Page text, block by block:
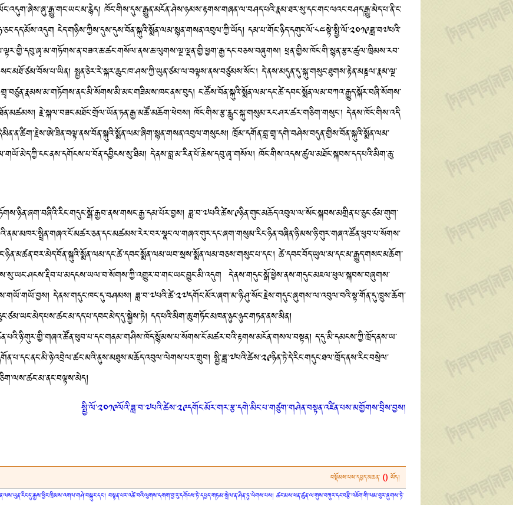
ཁོང་གིས་དུས་རྒྱུན་མངོན་ཤེས་ཉམས་རྟགས་གཞན་ལ་བཤད་པའི་རྣམ་ཐར་སུ་དང་གང་ལའང་བཤད་རྒྱུ་མེད་པ་ནི་ང་
ངེད་གཉིས་ཀྱིས་དུས་དུས་བོན་སྐུའི་སྨོན་ལམ་སྙན་གསན་འབུལ་ཀྱི་ཡོད། དམ་པ་གོང་ཉིད་དགུང་ལོ་༨༤སྟེ་སྤྱི་ལོ་༢༠༡༩ཟླ་བ༧པའི་
ཕྲན་གྱིས་ཁོང་གི་སྙན་རྩར་ཚུལ་ཁྲིམས་རབ་
སྤྱན་ཅེར་རེ་སྐར་ཆུང་ཁ་ཤས་ཀྱི་ཡུན་ཙམ་ལ་བལྟས་ནས་བཙུམས་སོང་། དེ་ནས་མདུན་དུ་སྐུ་གསུང་ཐུགས་རྟེན་མཎྜལ་རྣམ་ལྔ་
ང་ཚོས་བོན་སྐུའི་སྨོན་ལམ་དང་ཚེ་དབང་སྨོན་ལམ་བཀའ་རྒྱུད་སྐོར་བཞི་སོགས་
རྗེ་སྐལ་བཟང་མཐོང་གྲོལ་ཡོན་ཏན་རྒྱ་མཚོ་མཆོག་ཕེབས། ཁོང་གིས་རྩ་རླུང་སྐུ་གསུམ་རང་ཤར་ཚར་གཅིག་གསུང་། དེ་ནས་ཁོང་གིས་འདི་
ཁྲོམ་དགོན་བླ་གྲྭ་དགེ་བཤེས་བདུན་གྱིས་བོན་སྐུའི་སྨོན་ལམ་
དེ་ནས་བླ་མ་རིན་པོ་ཆེས་དབུ་ཞྭ་གསོལ། ཁོང་གིས་འདས་ཚུལ་མཐོང་སྐབས་དད་པའི་མིག་ཆུ་
ཟླ་བ་༧པའི་ཚེས་༩ཉིན་གུང་མཆོད་འབུལ་ལ་སོང་སྐབས་མགྲིན་པ་ཅུང་ཙམ་གུག་
ཚེ་དབང་བོད་ཡུལ་མ་དང་མ་རྒྱུད་གསང་མཆོག་
དེ་ནས་གདུང་སྒོ་ཕྱེས་ནས་གདུང་མཇལ་ཕུལ་སྐབས་བཞུགས་
དེ་ནས་གདུང་ཁང་དུ་བཤམས། ཟླ་བ་༧པའི་ཚེ་༢༧དགོང་མོར་ཞག་མ་ཉི་ཤུ་སོང་རྗེས་གདུང་ཞུགས་ལ་འབུལ་བའི་སྟ་གོན་དུ་ཁྲུས་ཆོག་
དད་པའི་མིག་ཆུ་གཏོང་མཁན་ཉུང་ཉུང་གཏན་ནས་མིན།
ད་དུ་མི་དམངས་ཀྱི་ཁྲོད་ནས་ཡ་
སྤྱི་ཟླ་༧པའི་ཚེས་༢༩ཉིན་ཏེ་དེ་རིང་གདུང་ཐལ་ཁྲོད་ནས་རིང་བསྲེལ་
སྤྱི་ལོ་༢༠༡༩ལོའི་ཟླ་བ་༧པའི་ཚེས་༢༩དགོང་མོར་གར་རྩ་དགེ་མིང་པ་གཙུག་གཤེན་བསྟན་འཛིན་པས་མགྱོགས་བྲིས་བྱས།
བསྡོམས་པས་དཔྱད་མཆན་ 0 ཡོད།
བསྟན་པར་འཚེ་བའི་ལུགས་དགག་བྱ་རུ་དགོངས་ཏེ་དཔྱད་གཏམ་སྤེལ་ན་ཤིན་ཏུ་ལེགས་པས། ཚང་མས་ཕན་ཚུན་ལ་གུས་བཀུར་དང་བརྩི་འཇོག་གི་ལམ་བུར་ཞུགས་ཏེ་